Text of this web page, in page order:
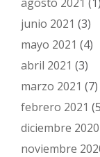
junio 2021 (3)
mayo 2021 (4)
abril 2021 (3)
marzo 2021 (7)
febrero 2021
diciembre 2020
noviembre